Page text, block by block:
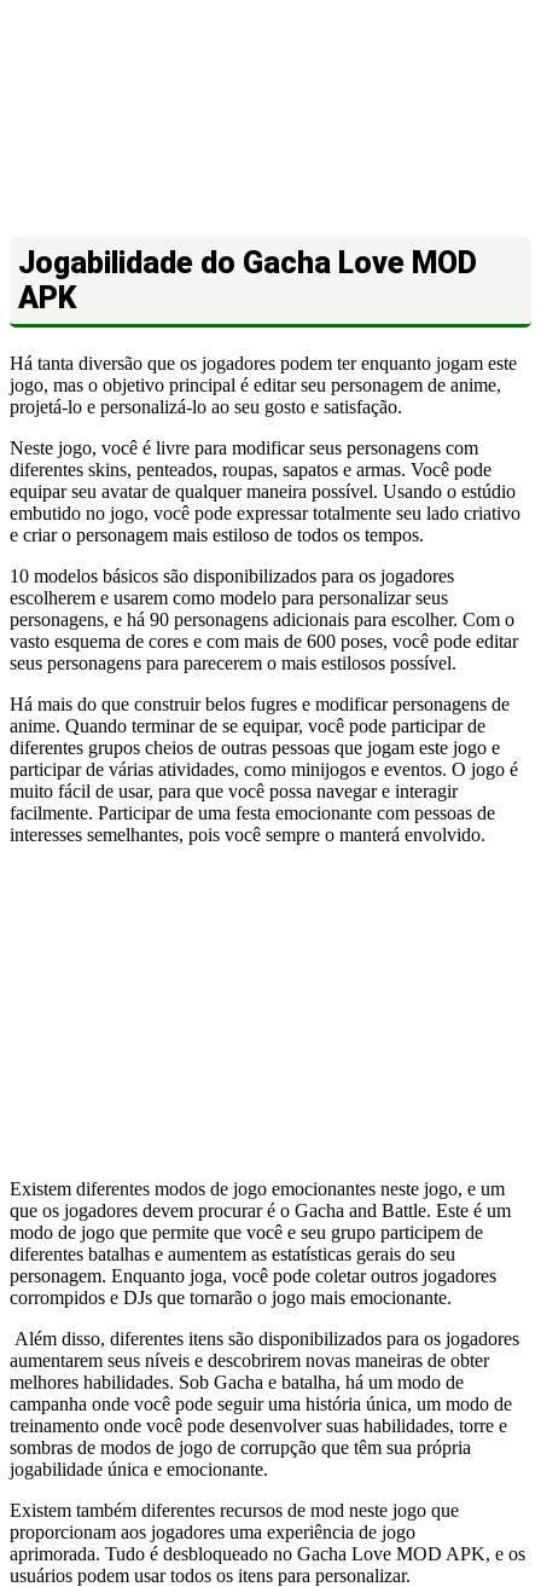
Jogabilidade do Gacha Love MOD
APK
Há tanta diversão que os jogadores podem ter enquanto jogam este
jogo, mas o objetivo principal é editar seu personagem de anime,
projetá-lo e personalizá-lo ao seu gosto e satisfação.
Neste jogo, você é livre para modificar seus personagens com
diferentes skins, penteados, roupas, sapatos e armas. Você pode
equipar seu avatar de qualquer maneira possível. Usando o estúdio
embutido no jogo, você pode expressar totalmente seu lado criativo
e criar o personagem mais estiloso de todos os tempos.
10 modelos básicos são disponibilizados para os jogadores
escolherem e usarem como modelo para personalizar seus
personagens, e há 90 personagens adicionais para escolher. Com o
vasto esquema de cores e com mais de 600 poses, você pode editar
seus personagens para parecerem o mais estilosos possível.
Há mais do que construir belos fugres e modificar personagens de
anime. Quando terminar de se equipar, você pode participar de
diferentes grupos cheios de outras pessoas que jogam este jogo e
participar de várias atividades, como minijogos e eventos. O jogo é
muito fácil de usar, para que você possa navegar e interagir
facilmente. Participar de uma festa emocionante com pessoas de
interesses semelhantes, pois você sempre o manterá envolvido.
Existem diferentes modos de jogo emocionantes neste jogo, e um
que os jogadores devem procurar é o Gacha and Battle. Este é um
modo de jogo que permite que você e seu grupo participem de
diferentes batalhas e aumentem as estatísticas gerais do seu
personagem. Enquanto joga, você pode coletar outros jogadores
corrompidos e DJs que tornarão o jogo mais emocionante.
Além disso, diferentes itens são disponibilizados para os jogadores
aumentarem seus níveis e descobrirem novas maneiras de obter
melhores habilidades. Sob Gacha e batalha, há um modo de
campanha onde você pode seguir uma história única, um modo de
treinamento onde você pode desenvolver suas habilidades, torre e
sombras de modos de jogo de corrupção que têm sua própria
jogabilidade única e emocionante.
Existem também diferentes recursos de mod neste jogo que
proporcionam aos jogadores uma experiência de jogo
aprimorada. Tudo é desbloqueado no Gacha Love MOD APK, e os
usuários podem usar todos os itens para personalizar.